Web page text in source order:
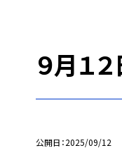
９月１
公開日 2025/09/12